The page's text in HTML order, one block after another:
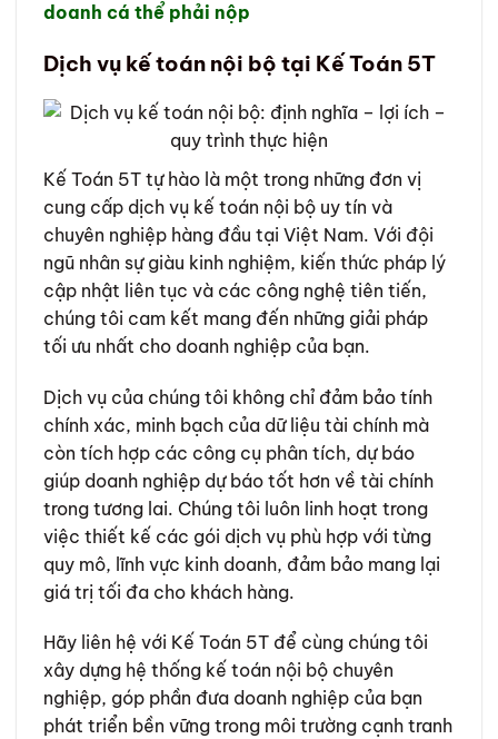
doanh cá thể phải nộp
Dịch vụ kế toán nội bộ tại Kế Toán 5T
Kế Toán 5T tự hào là một trong những đơn vị
cung cấp dịch vụ kế toán nội bộ uy tín và
chuyên nghiệp hàng đầu tại Việt Nam. Với đội
ngũ nhân sự giàu kinh nghiệm, kiến thức pháp lý
cập nhật liên tục và các công nghệ tiên tiến,
chúng tôi cam kết mang đến những giải pháp
tối ưu nhất cho doanh nghiệp của bạn.
Dịch vụ của chúng tôi không chỉ đảm bảo tính
chính xác, minh bạch của dữ liệu tài chính mà
còn tích hợp các công cụ phân tích, dự báo
giúp doanh nghiệp dự báo tốt hơn về tài chính
trong tương lai. Chúng tôi luôn linh hoạt trong
việc thiết kế các gói dịch vụ phù hợp với từng
quy mô, lĩnh vực kinh doanh, đảm bảo mang lại
giá trị tối đa cho khách hàng.
Hãy liên hệ với Kế Toán 5T để cùng chúng tôi
xây dựng hệ thống kế toán nội bộ chuyên
nghiệp, góp phần đưa doanh nghiệp của bạn
phát triển bền vững trong môi trường cạnh tranh